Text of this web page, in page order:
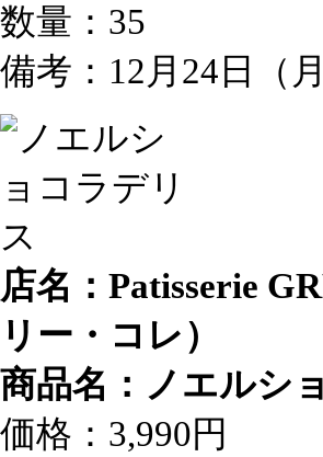
数量：35
備考：12月24日（
店名：Patisserie
リー・コレ）
商品名：ノエルシ
価格：3,990円